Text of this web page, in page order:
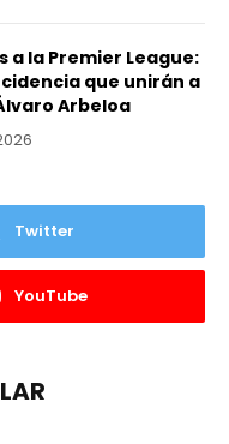
a la Premier League:
que unirán a
Arbeloa
Twitter
YouTube